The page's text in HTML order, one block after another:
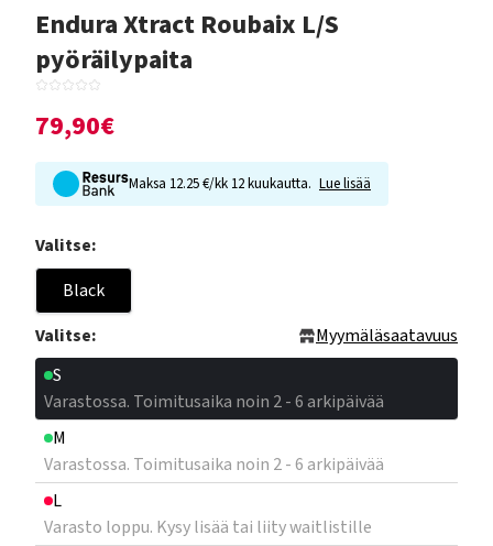
Endura Xtract Roubaix L/S
pyöräilypaita
79,90€
Maksa 12.25 €/kk 12 kuukautta. Lue lisää
Valitse:
Black
Valitse:
Myymäläsaatavuus
S
Varastossa. Toimitusaika noin 2 - 6 arkipäivää
M
Varastossa. Toimitusaika noin 2 - 6 arkipäivää
L
Varasto loppu. Kysy lisää tai liity waitlistille